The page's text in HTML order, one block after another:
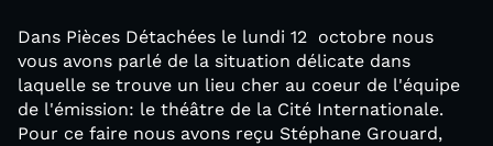
Dans Pièces Détachées le lundi 12 octobre nous
vous avons parlé de la situation délicate dans
laquelle se trouve un lieu cher au coeur de l'équipe
de l'émission: le théâtre de la Cité Internationale.
Pour ce faire nous avons reçu Stéphane Grouard,